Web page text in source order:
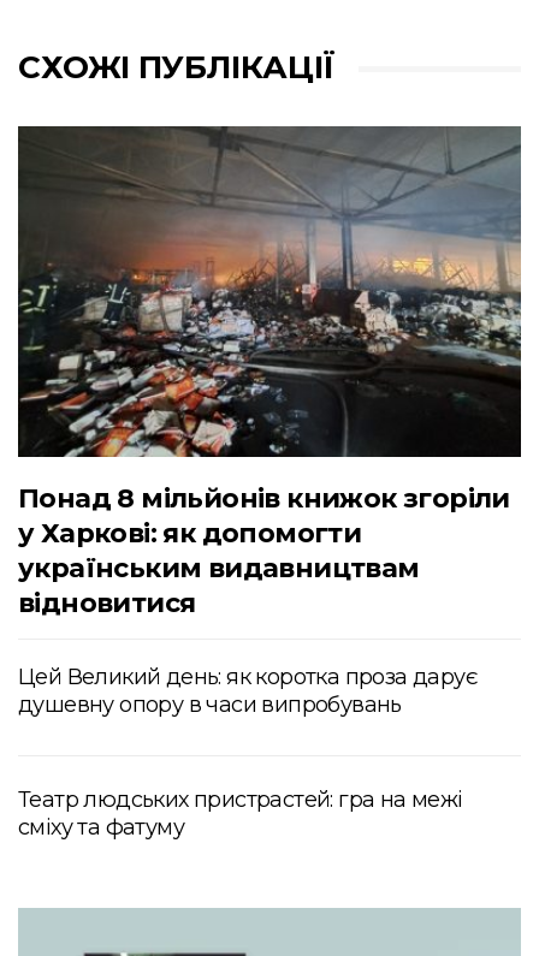
СХОЖІ ПУБЛІКАЦІЇ
Понад 8 мільйонів книжок згоріли
у Харкові: як допомогти
українським видавництвам
відновитися
Цей Великий день: як коротка проза дарує
душевну опору в часи випробувань
Театр людських пристрастей: гра на межі
сміху та фатуму